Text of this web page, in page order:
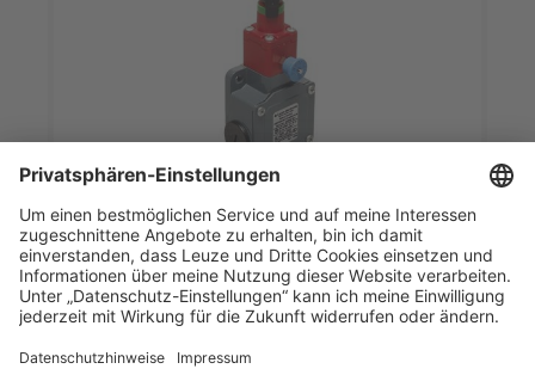
ERS200-M4C3-M20-HLR
Interrupteur d'arrêt d'urgence à câble
Numéro d’article :63000502
Attribution des contacts: